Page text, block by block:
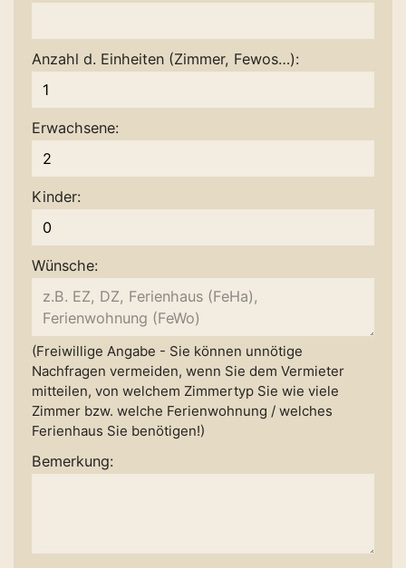
Anzahl d. Einheiten (Zimmer, Fewos…):
Erwachsene:
Kinder:
Wünsche:
(Freiwillige Angabe - Sie können unnötige
Nachfragen vermeiden, wenn Sie dem Vermieter
mitteilen, von welchem Zimmertyp Sie wie viele
Zimmer bzw. welche Ferienwohnung / welches
Ferienhaus Sie benötigen!)
Bemerkung: